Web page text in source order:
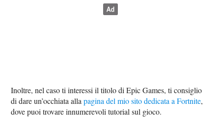
Inoltre, nel caso ti interessi il titolo di Epic Games, ti consiglio
di dare un’occhiata allapagina del mio sito dedicata a Fortnite,
dove puoi trovare innumerevoli tutorial sul gioco.